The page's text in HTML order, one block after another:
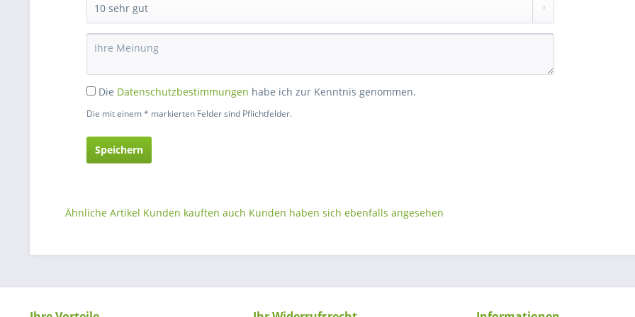
Die Datenschutzbestimmungen habe ich zur Kenntnis genommen.
Die mit einem * markierten Felder sind Pflichtfelder.
Speichern
Ähnliche Artikel Kunden kauften auch Kunden haben sich ebenfalls angesehen